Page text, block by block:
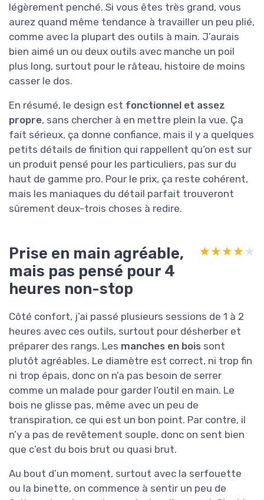
légèrement penché. Si vous êtes très grand, vous
aurez quand même tendance à travailler un peu plié,
comme avec la plupart des outils à main. J’aurais
bien aimé un ou deux outils avec manche un poil
plus long, surtout pour le râteau, histoire de moins
casser le dos.
En résumé, le design est fonctionnel et assez
propre, sans chercher à en mettre plein la vue. Ça
fait sérieux, ça donne confiance, mais il y a quelques
petits détails de finition qui rappellent qu’on est sur
un produit pensé pour les particuliers, pas sur du
haut de gamme pro. Pour le prix, ça reste cohérent,
mais les maniaques du détail parfait trouveront
sûrement deux-trois choses à redire.
Prise en main agréable,
mais pas pensé pour 4
heures non-stop
★★★★★
★★★★★
Côté confort, j’ai passé plusieurs sessions de 1 à 2
heures avec ces outils, surtout pour désherber et
préparer des rangs. Les manches en bois sont
plutôt agréables. Le diamètre est correct, ni trop fin
ni trop épais, donc on n’a pas besoin de serrer
comme un malade pour garder l’outil en main. Le
bois ne glisse pas, même avec un peu de
transpiration, ce qui est un bon point. Par contre, il
n’y a pas de revêtement souple, donc on sent bien
que c’est du bois brut ou quasi brut.
Au bout d’un moment, surtout avec la serfouette
ou la binette, on commence à sentir un peu de